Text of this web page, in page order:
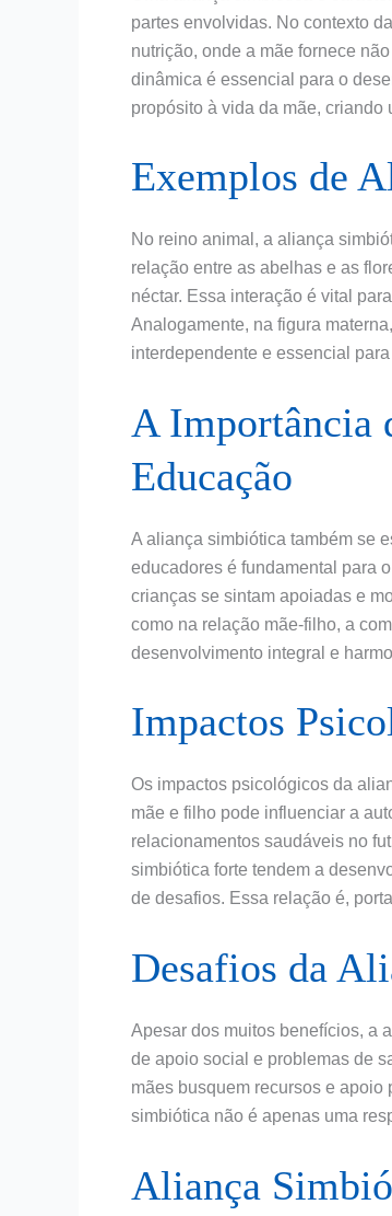
partes envolvidas. No contexto
nutrição, onde a mãe fornece
dinâmica é essencial para o
propósito à vida da mãe, criando
Exemplos de
No reino animal, a aliança
relação entre as abelhas e as
néctar. Essa interação é vital
Analogamente, na figura
interdependente e essencial
A Importância
Educação
A aliança simbiótica também se
educadores é fundamental para
crianças se sintam apoiadas e
como na relação mãe-filho, a
desenvolvimento integral e
Impactos
Os impactos psicológicos da
mãe e filho pode influenciar a
relacionamentos saudáveis no
simbiótica forte tendem a
de desafios. Essa relação é,
Desafios da
Apesar dos muitos benefícios, a
de apoio social e problemas de
mães busquem recursos e
simbiótica não é apenas uma
Aliança